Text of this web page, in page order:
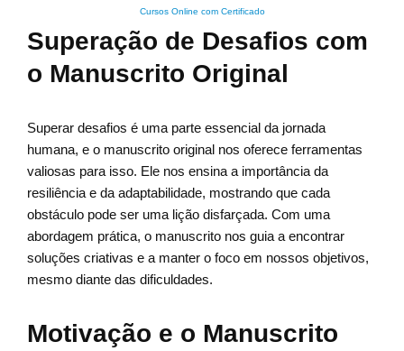
Cursos Online com Certificado
Superação de Desafios com
o Manuscrito Original
Superar desafios é uma parte essencial da jornada
humana, e o manuscrito original nos oferece ferramentas
valiosas para isso. Ele nos ensina a importância da
resiliência e da adaptabilidade, mostrando que cada
obstáculo pode ser uma lição disfarçada. Com uma
abordagem prática, o manuscrito nos guia a encontrar
soluções criativas e a manter o foco em nossos objetivos,
mesmo diante das dificuldades.
Motivação e o Manuscrito